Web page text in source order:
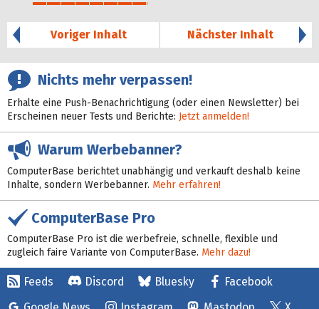
41%
Voriger Inhalt
Nächster Inhalt
Nichts mehr verpassen!
Erhalte eine Push-Benachrichtigung (oder einen Newsletter) bei
Erscheinen neuer Tests und Berichte: Jetzt anmelden!
Warum Werbebanner?
ComputerBase berichtet unabhängig und verkauft deshalb keine
Inhalte, sondern Werbebanner. Mehr erfahren!
ComputerBase Pro
ComputerBase Pro ist die werbefreie, schnelle, flexible und
zugleich faire Variante von ComputerBase. Mehr dazu!
Feeds Discord Bluesky
Facebook